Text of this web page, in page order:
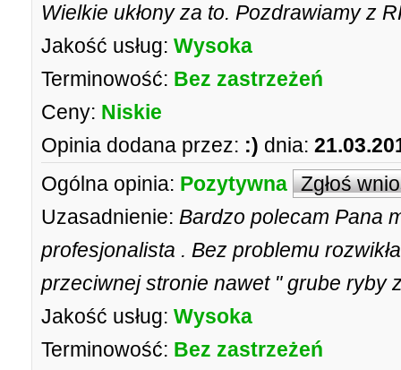
Wielkie ukłony za to. Pozdrawiamy z
Jakość usług: Wysoka
Terminowość: Bez zastrzeżeń
Ceny: Niskie
Opinia dodana przez: :) dnia:
Ogólna opinia: Pozytywna Zgłoś
Uzasadnienie: Bardzo polecam Pana
profesjonalista . Bez problemu
przeciwnej stronie nawet " grube ryby
Jakość usług: Wysoka
Terminowość: Bez zastrzeżeń